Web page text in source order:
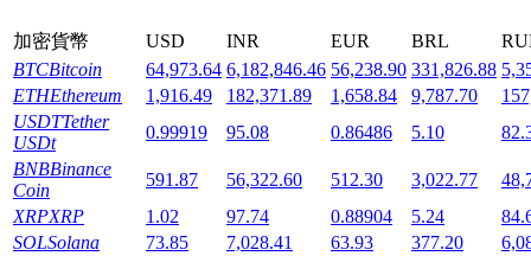
活期質押獲得熱門資產
加密貨幣 USD INR EUR BRL
BTCBitcoin 64,973.64 6,182,846.46 56,238.90 331,826.88
ETHEthereum 1,916.49 182,371.89 1,658.84 9,787.70
USDTTether
USDt
0.99919 95.08 0.86486 5.10
BNBBinance
Coin
591.87 56,322.60 512.30 3,022.77
XRPXRP 1.02 97.74 0.88904 5.24
SOLSolana 73.85 7,028.41 63.93 377.20